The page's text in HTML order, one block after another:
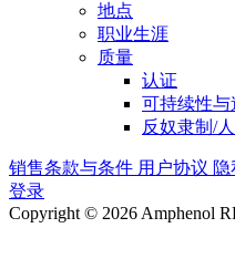
地点
职业生涯
质量
认证
可持续性与
反奴隶制/
销售条款与条件 用户协议
登录
Copyright © 2026 Amphenol